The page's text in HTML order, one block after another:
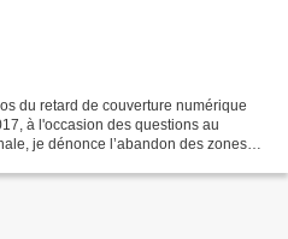
du retard de couverture numérique
à l'occasion des questions au
je dénonce l’abandon des zones